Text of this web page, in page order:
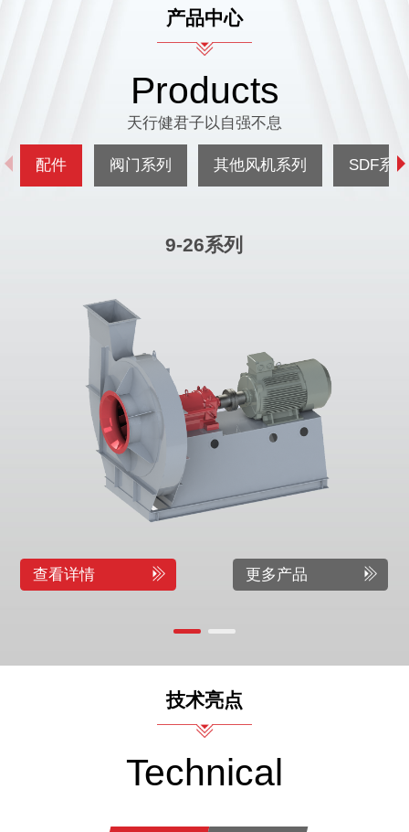
产品中心
Products
天行健君子以自强不息
配件 阀门系列 其他风机系列 SDF系
9-26系列
查看详情 更多产品
技术亮点
Technical